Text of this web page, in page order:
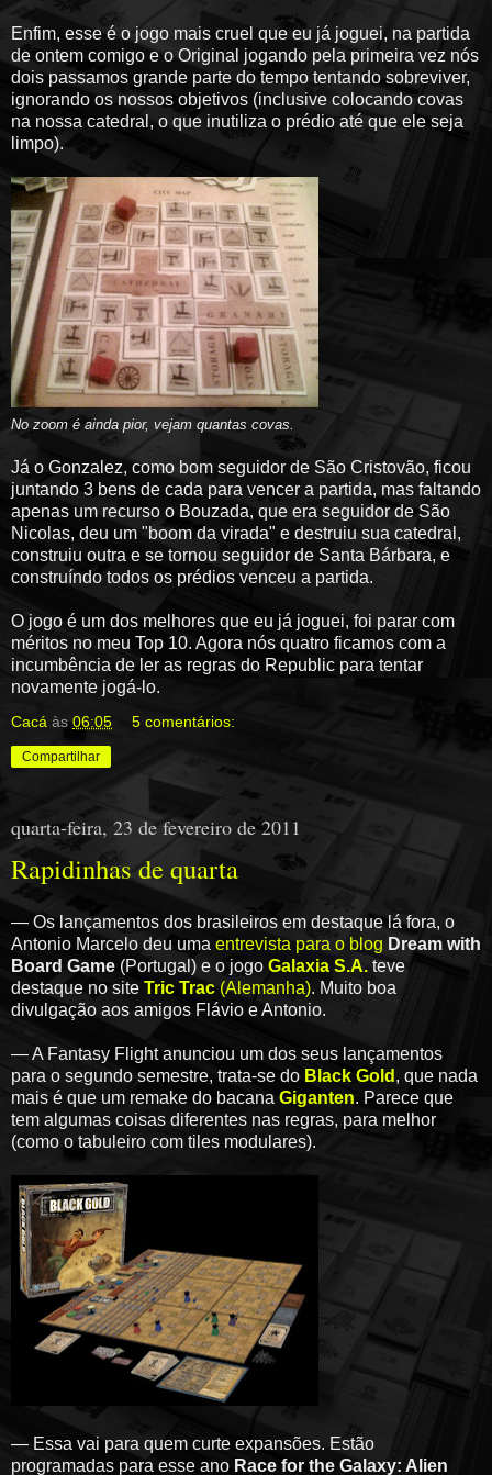
Enfim, esse é o jogo mais cruel que eu já joguei, na partida
de ontem comigo e o Original jogando pela primeira vez nós
dois passamos grande parte do tempo tentando sobreviver,
ignorando os nossos objetivos (inclusive colocando covas
na nossa catedral, o que inutiliza o prédio até que ele seja
limpo).
No zoom é ainda pior, vejam quantas covas.
Já o Gonzalez, como bom seguidor de São Cristovão, ficou
juntando 3 bens de cada para vencer a partida, mas faltando
apenas um recurso o Bouzada, que era seguidor de São
Nicolas, deu um "boom da virada" e destruiu sua catedral,
construiu outra e se tornou seguidor de Santa Bárbara, e
construíndo todos os prédios venceu a partida.
O jogo é um dos melhores que eu já joguei, foi parar com
méritos no meu Top 10. Agora nós quatro ficamos com a
incumbência de ler as regras do Republic para tentar
novamente jogá-lo.
Cacá às 06:05 5 comentários:
Compartilhar
quarta-feira, 23 de fevereiro de 2011
Rapidinhas de quarta
— Os lançamentos dos brasileiros em destaque lá fora, o
Antonio Marcelo deu uma entrevista para o blog Dream with
Board Game (Portugal) e o jogo Galaxia S.A.teve
destaque no site Tric Trac (Alemanha). Muito boa
divulgação aos amigos Flávio e Antonio.
— A Fantasy Flight anunciou um dos seus lançamentos
para o segundo semestre, trata-se do Black Gold , que nada
mais é que um remake do bacana Giganten. Parece que
tem algumas coisas diferentes nas regras, para melhor
(como o tabuleiro com tiles modulares).
— Essa vai para quem curte expansões. Estão
programadas para esse ano Race for the Galaxy: Alien